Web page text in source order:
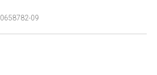
0658782-09